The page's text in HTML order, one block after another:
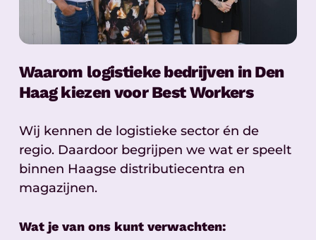
Waarom logistieke bedrijven in Den
Haag kiezen voor Best Workers
Wij kennen de logistieke sector én de
regio. Daardoor begrijpen we wat er speelt
binnen Haagse distributiecentra en
magazijnen.
Wat je van ons kunt verwachten: